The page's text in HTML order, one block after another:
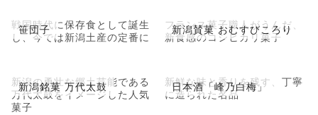
笹団子
戦国時代に保存食として誕生
し、今では新潟土産の定番に
新潟賛菓 おむすびころり
フランス菓子職人がうんだ、
新食感のコシヒカリ菓子
新潟銘菓 万代太鼓
新潟の勇壮な郷土芸能である
万代太鼓をイメージした人気
菓子
日本酒「峰乃白梅」
新鮮な味と香りを残す、丁寧
に造られた名品